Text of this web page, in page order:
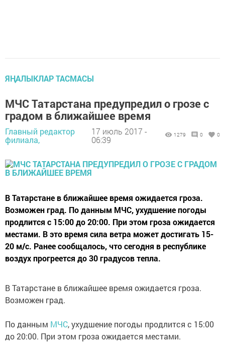
ЯҢАЛЫКЛАР ТАСМАСЫ
МЧС Татарстана предупредил о грозе с
градом в ближайшее время
Главный редактор
филиала,
17 июль 2017 -
06:39
1279 0 0
В Татарстане в ближайшее время ожидается гроза.
Возможен град. По данным МЧС, ухудшение погоды
продлится с 15:00 до 20:00. При этом гроза ожидается
местами. В это время сила ветра может достигать 15-
20 м/с. Ранее сообщалось, что сегодня в республике
воздух прогреется до 30 градусов тепла.
В Татарстане в ближайшее время ожидается гроза.
Возможен град.
По данным МЧС, ухудшение погоды продлится с 15:00
до 20:00. При этом гроза ожидается местами.